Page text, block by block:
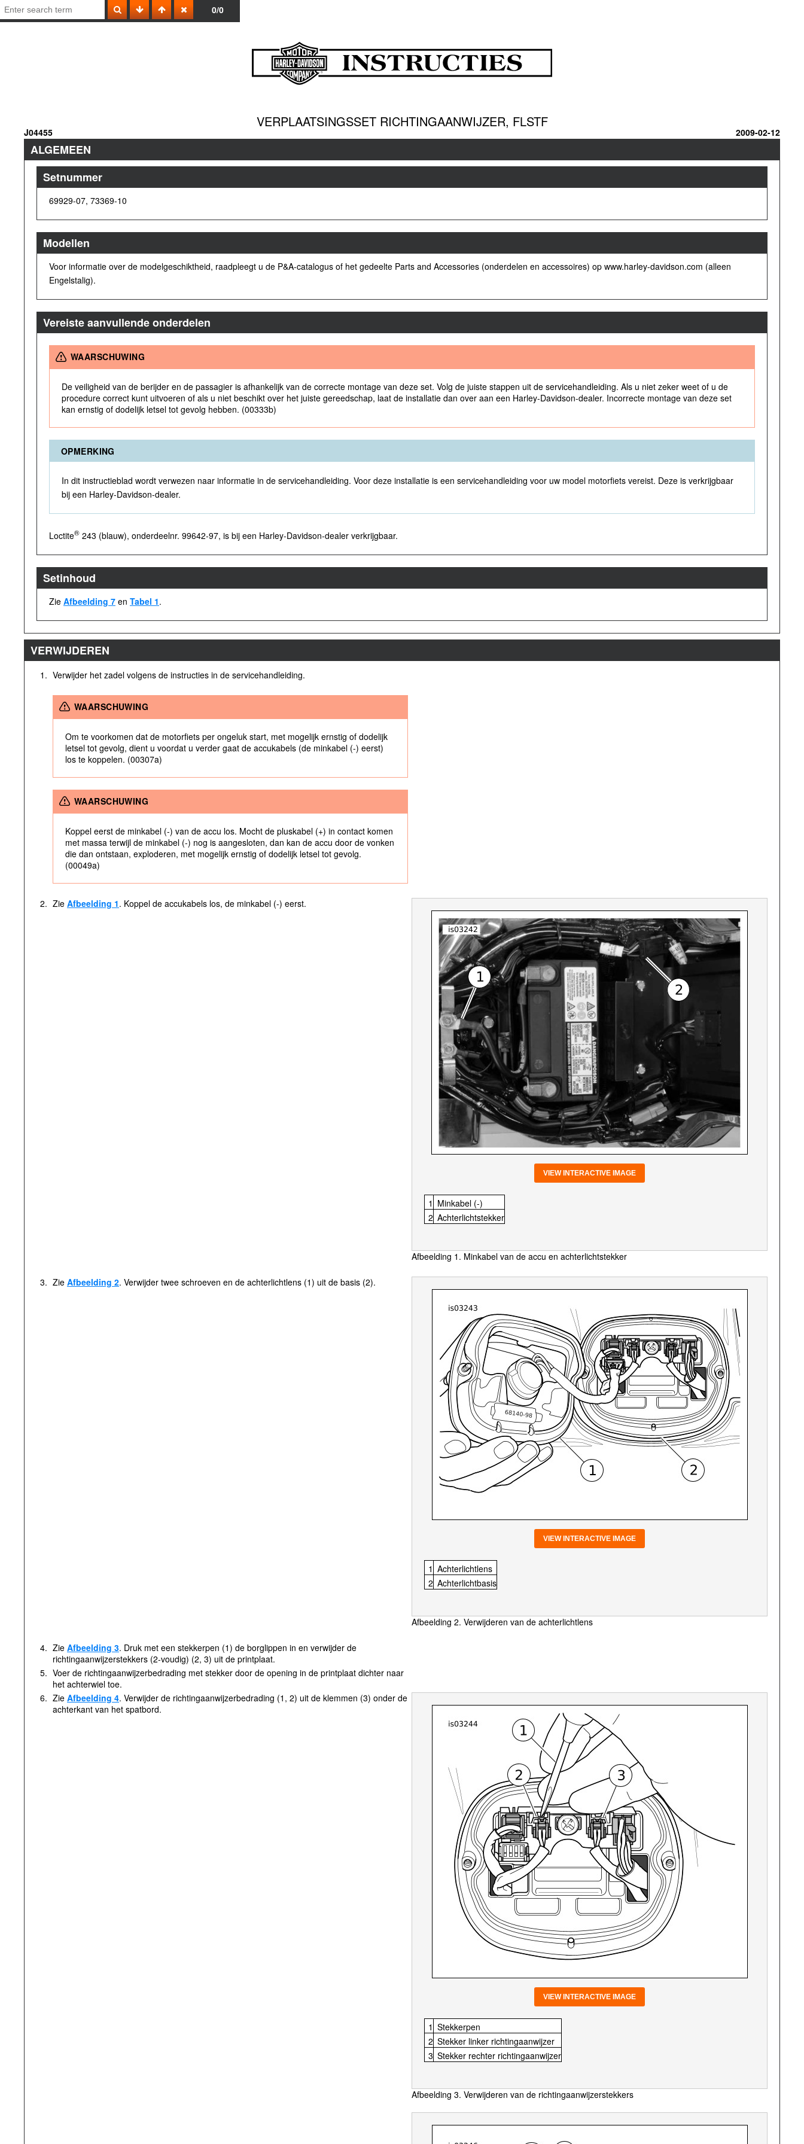
0/0
VERPLAATSINGSSET RICHTINGAANWIJZER, FLSTF
J04455 2009-02-12
ALGEMEEN
Setnummer
69929-07, 73369-10
Modellen
Voor informatie over de modelgeschiktheid, raadpleegt u de P&A-catalogus of het gedeelte Parts and Accessories (onderdelen en accessoires) op www.harley-davidson.com (alleen
Engelstalig).
Vereiste aanvullende onderdelen
WAARSCHUWING
De veiligheid van de berijder en de passagier is afhankelijk van de correcte montage van deze set. Volg de juiste stappen uit de servicehandleiding. Als u niet zeker weet of u de
procedure correct kunt uitvoeren of als u niet beschikt over het juiste gereedschap, laat de installatie dan over aan een Harley-Davidson-dealer. Incorrecte montage van deze set
kan ernstig of dodelijk letsel tot gevolg hebben. (00333b)
OPMERKING
In dit instructieblad wordt verwezen naar informatie in de servicehandleiding. Voor deze installatie is een servicehandleiding voor uw model motorfiets vereist. Deze is verkrijgbaar
bij een Harley-Davidson-dealer.
Loctite® 243 (blauw), onderdeelnr. 99642-97, is bij een Harley-Davidson-dealer verkrijgbaar.
Setinhoud
Zie Afbeelding 7 en Tabel 1.
VERWIJDEREN
1. Verwijder het zadel volgens de instructies in de servicehandleiding.
WAARSCHUWING
Om te voorkomen dat de motorfiets per ongeluk start, met mogelijk ernstig of dodelijk
letsel tot gevolg, dient u voordat u verder gaat de accukabels (de minkabel (-) eerst)
los te koppelen. (00307a)
WAARSCHUWING
Koppel eerst de minkabel (-) van de accu los. Mocht de pluskabel (+) in contact komen
met massa terwijl de minkabel (-) nog is aangesloten, dan kan de accu door de vonken
die dan ontstaan, exploderen, met mogelijk ernstig of dodelijk letsel tot gevolg.
(00049a)
2. Zie Afbeelding 1. Koppel de accukabels los, de minkabel (- ) eerst.
VIEW INTERACTIVE IMAGE
1 Minkabel (- )
2 Achterlichtstekker
Afbeelding 1. Minkabel van de accu en achterlichtstekker
3. Zie Afbeelding 2. Verwijder twee schroeven en de achterlichtlens (1) uit de basis (2).
VIEW INTERACTIVE IMAGE
1 Achterlichtlens
2 Achterlichtbasis
Afbeelding 2. Verwijderen van de achterlichtlens
4. Zie Afbeelding 3. Druk met een stekkerpen (1) de borglippen in en verwijder de
richtingaanwijzerstekkers (2-voudig) (2, 3) uit de printplaat.
5. Voer de richtingaanwijzerbedrading met stekker door de opening in de printplaat dichter naar
het achterwiel toe.
6. Zie Afbeelding 4. Verwijder de richtingaanwijzerbedrading (1, 2) uit de klemmen (3) onder de
achterkant van het spatbord.
VIEW INTERACTIVE IMAGE
1 Stekkerpen
2 Stekker linker richtingaanwijzer
3 Stekker rechter richtingaanwijzer
Afbeelding 3. Verwijderen van de richtingaanwijzerstekkers